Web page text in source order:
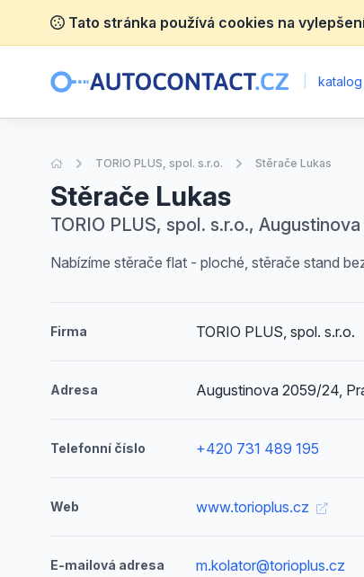
Tato stránka používá cookies na
Úvodní stránka
TORIO PLUS, spol. s.r.o. Stěrače Lukas
Stěrače Lukas
TORIO PLUS, spol. s.r.o.,
Nabízíme stěrače flat - ploché, stěrače stand
Firma TORIO PLUS, spol. s.r.o.
Adresa Augustinova 2059/24,
Telefonní číslo +420 731 489 195
Web www.torioplus.cz
E-mailová adresa m.kolator@torioplus.cz